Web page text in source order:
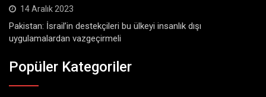
14 Aralık 2023
Pakistan: İsrail’in destekçileri bu ülkeyi insanlık dışı
uygulamalardan vazgeçirmeli
Popüler Kategoriler